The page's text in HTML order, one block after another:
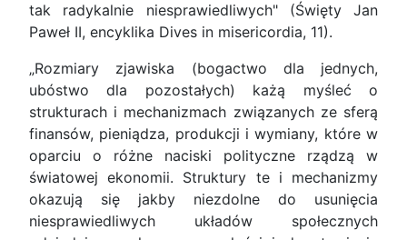
tak radykalnie niesprawiedliwych" (Święty Jan
Paweł II, encyklika Dives in misericordia, 11).
„Rozmiary zjawiska (bogactwo dla jednych,
ubóstwo dla pozostałych) każą myśleć o
strukturach i mechanizmach związanych ze sferą
finansów, pieniądza, produkcji i wymiany, które w
oparciu o różne naciski polityczne rządzą w
światowej ekonomii. Struktury te i mechanizmy
okazują się jakby niezdolne do usunięcia
niesprawiedliwych układów społecznych